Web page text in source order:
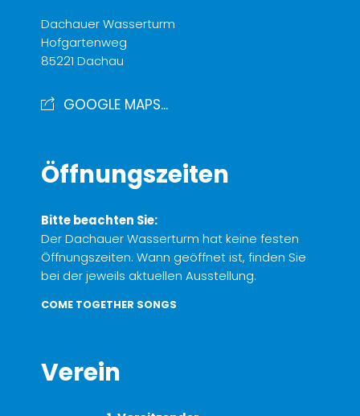
Dachauer Wasserturm
Hofgartenweg
85221 Dachau
GOOGLE MAPS...
Öffnungszeiten
Bitte beachten Sie:
Der Dachauer Wasserturm hat keine festen
Öffnungszeiten. Wann geöffnet ist, finden Sie
bei der jeweils aktuellen Ausstellung.
COME TOGETHER SONGS
Verein